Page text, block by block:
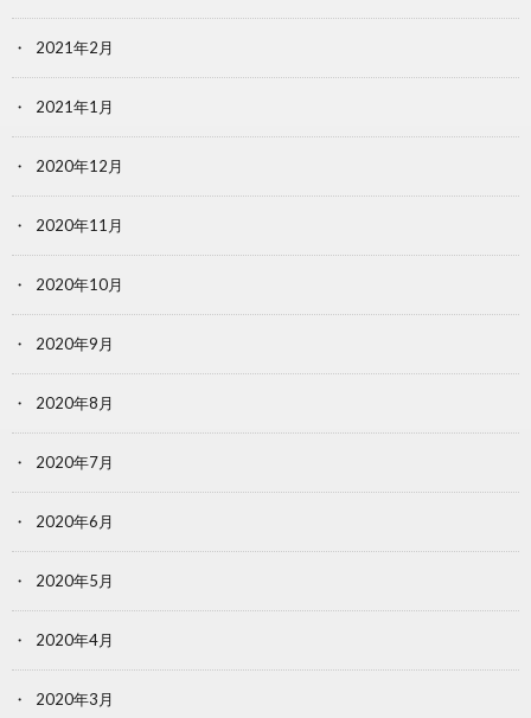
2021年2月
2021年1月
2020年12月
2020年11月
2020年10月
2020年9月
2020年8月
2020年7月
2020年6月
2020年5月
2020年4月
2020年3月